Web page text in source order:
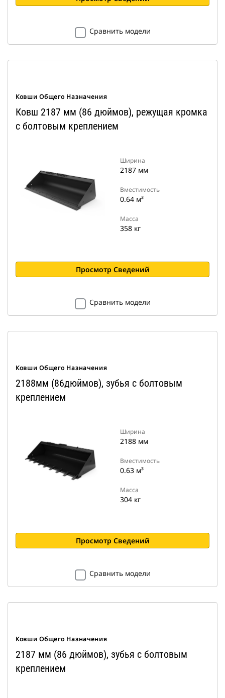
Сравнить модели
Ковши Общего Назначения
Ковш 2187 мм (86 дюймов), режущая кромка
с болтовым креплением
Ширина
2187 мм
Вместимость
0.64 м³
Масса
358 кг
Просмотр Сведений
Сравнить модели
Ковши Общего Назначения
2188мм (86дюймов), зубья с болтовым
креплением
Ширина
2188 мм
Вместимость
0.63 м³
Масса
304 кг
Просмотр Сведений
Сравнить модели
Ковши Общего Назначения
2187 мм (86 дюймов), зубья с болтовым
креплением